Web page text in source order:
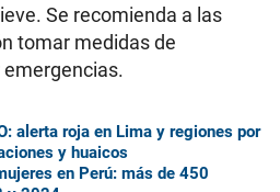
Se recomienda a las
tomar medidas de
alerta roja en Lima y regiones por
y huaicos
en Perú: más de 450